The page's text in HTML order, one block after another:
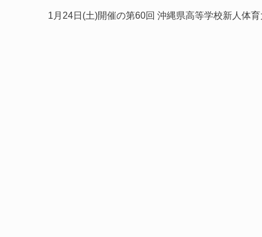
1月24日(土)開催の第60回 沖縄県高等学校新人体